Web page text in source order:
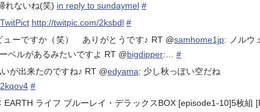
れないね(笑) in reply to sundaymel #
TwitPict http://twitpic.com/2ksbdl #
ューですか（笑） ありがとうです♪ RT @samhome1jp: ノルウ
ベルがあるみたいですよ RT @bigdipper:… #
が出来たのですね♪ RT @edyama: 少し秋っぽい空だね
#
EARTH ライフ ブルーレイ・デラックスBOX [episode1-10]5枚組